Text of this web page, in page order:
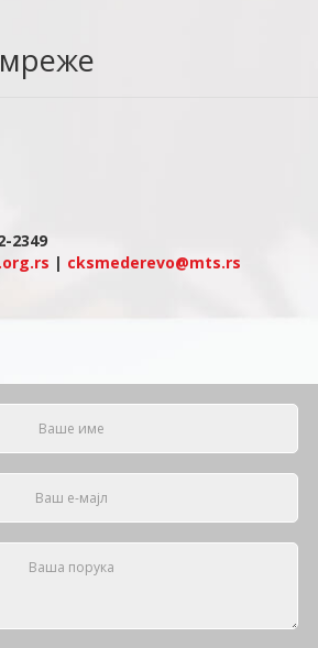
2349
| cksmederevo@mts.rs